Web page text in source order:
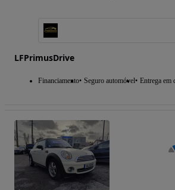
LFPrimusDrive
Financiamento Seguro automóvel Entrega em